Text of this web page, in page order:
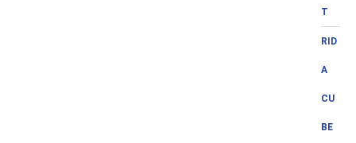
T
RID
A
CU
BE